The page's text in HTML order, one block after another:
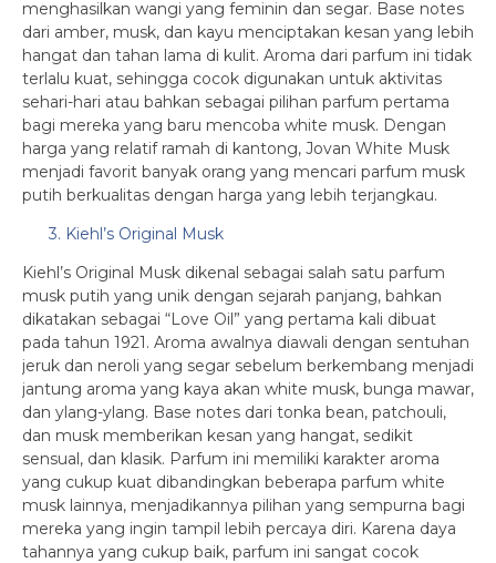
menghasilkan wangi yang feminin dan segar. Base notes
dari amber, musk, dan kayu menciptakan kesan yang lebih
hangat dan tahan lama di kulit. Aroma dari parfum ini tidak
terlalu kuat, sehingga cocok digunakan untuk aktivitas
sehari-hari atau bahkan sebagai pilihan parfum pertama
bagi mereka yang baru mencoba white musk. Dengan
harga yang relatif ramah di kantong, Jovan White Musk
menjadi favorit banyak orang yang mencari parfum musk
putih berkualitas dengan harga yang lebih terjangkau.
3. Kiehl’s Original Musk
Kiehl’s Original Musk dikenal sebagai salah satu parfum
musk putih yang unik dengan sejarah panjang, bahkan
dikatakan sebagai “Love Oil” yang pertama kali dibuat
pada tahun 1921. Aroma awalnya diawali dengan sentuhan
jeruk dan neroli yang segar sebelum berkembang menjadi
jantung aroma yang kaya akan white musk, bunga mawar,
dan ylang-ylang. Base notes dari tonka bean, patchouli,
dan musk memberikan kesan yang hangat, sedikit
sensual, dan klasik. Parfum ini memiliki karakter aroma
yang cukup kuat dibandingkan beberapa parfum white
musk lainnya, menjadikannya pilihan yang sempurna bagi
mereka yang ingin tampil lebih percaya diri. Karena daya
tahannya yang cukup baik, parfum ini sangat cocok